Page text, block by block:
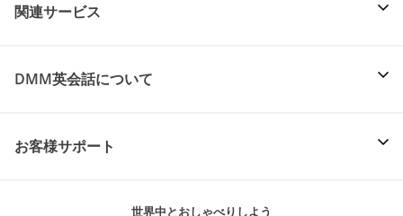
関連サービス
DMM英会話について
お客様サポート
世界中とおしゃべりしよう